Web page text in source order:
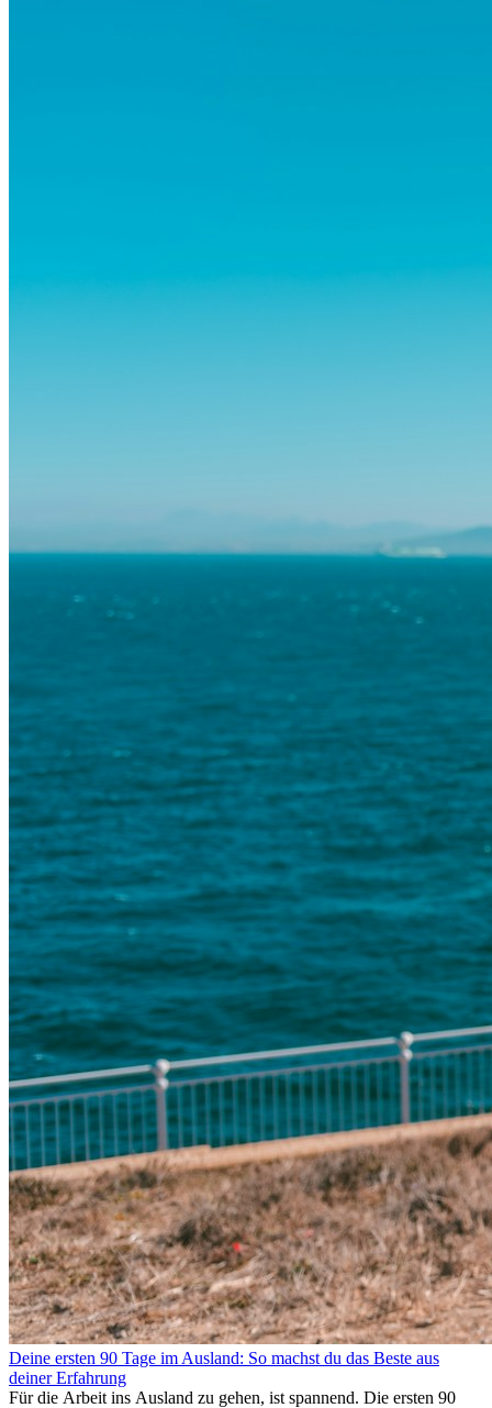
Deine ersten 90 Tage im Ausland: So machst du das Beste aus
deiner Erfahrung
Für die Arbeit ins Ausland zu gehen, ist spannend. Die ersten 90